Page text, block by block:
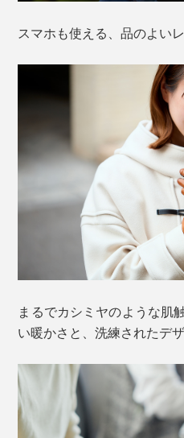
スマホも使える、品のよい
まるでカシミヤのような
い暖かさと、洗練されたデ